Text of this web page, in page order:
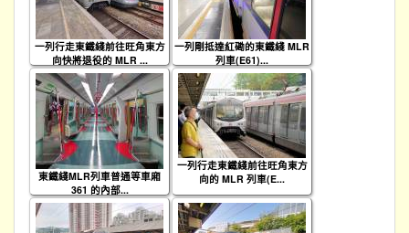
一列行走東鐵綫前往旺角東方
向快將退役的 MLR ...
一列剛抵達紅磡的東鐵綫 MLR
列車(E61)...
東鐵綫MLR列車普通等車廂
361 的內部...
一列行走東鐵綫前往旺角東方
向的 MLR 列車(E...